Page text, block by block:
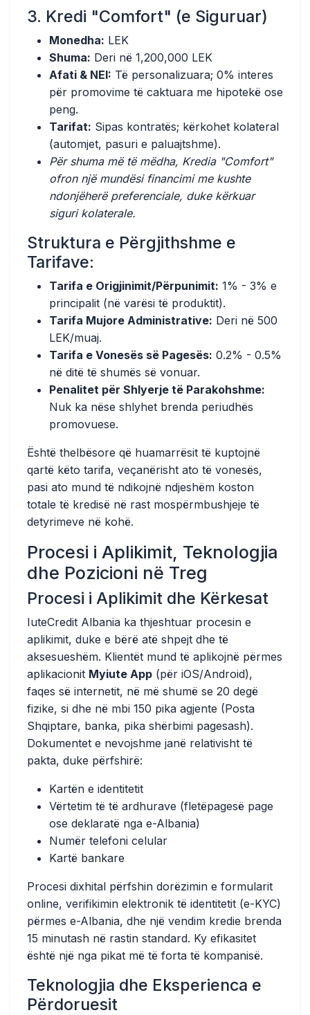
3. Kredi "Comfort" (e Siguruar)
Monedha: LEK
Shuma: Deri në 1,200,000 LEK
Afati & NEI: Të personalizuara; 0% interes
për promovime të caktuara me hipotekë ose
peng.
Tarifat: Sipas kontratës; kërkohet kolateral
(automjet, pasuri e paluajtshme).
Për shuma më të mëdha, Kredia "Comfort"
ofron një mundësi financimi me kushte
ndonjëherë preferenciale, duke kërkuar
siguri kolaterale.
Struktura e Përgjithshme e
Tarifave:
Tarifa e Origjinimit/Përpunimit: 1% - 3% e
principalit (në varësi të produktit).
Tarifa Mujore Administrative: Deri në 500
LEK/muaj.
Tarifa e Vonesës së Pagesës: 0.2% - 0.5%
në ditë të shumës së vonuar.
Penalitet për Shlyerje të Parakohshme:
Nuk ka nëse shlyhet brenda periudhës
promovuese.
Është thelbësore që huamarrësit të kuptojnë
qartë këto tarifa, veçanërisht ato të vonesës,
pasi ato mund të ndikojnë ndjeshëm koston
totale të kredisë në rast mospërmbushjeje të
detyrimeve në kohë.
Procesi i Aplikimit, Teknologjia
dhe Pozicioni në Treg
Procesi i Aplikimit dhe Kërkesat
IuteCredit Albania ka thjeshtuar procesin e
aplikimit, duke e bërë atë shpejt dhe të
aksesueshëm. Klientët mund të aplikojnë përmes
aplikacionit Myiute App (për iOS/Android),
faqes së internetit, në më shumë se 20 degë
fizike, si dhe në mbi 150 pika agjente (Posta
Shqiptare, banka, pika shërbimi pagesash).
Dokumentet e nevojshme janë relativisht të
pakta, duke përfshirë:
Kartën e identitetit
Vërtetim të të ardhurave (fletëpagesë page
ose deklaratë nga e-Albania)
Numër telefoni celular
Kartë bankare
Procesi dixhital përfshin dorëzimin e formularit
online, verifikimin elektronik të identitetit (e-KYC)
përmes e-Albania, dhe një vendim kredie brenda
15 minutash në rastin standard. Ky efikasitet
është një nga pikat më të forta të kompanisë.
Teknologjia dhe Eksperienca e
Përdoruesit